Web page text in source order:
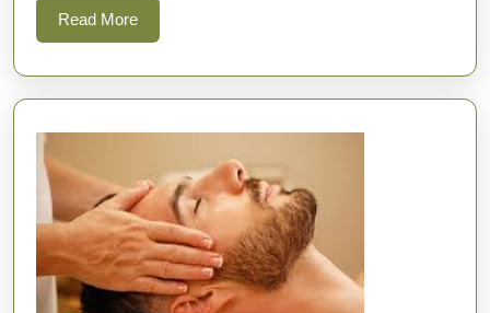
Read MoreRead
More